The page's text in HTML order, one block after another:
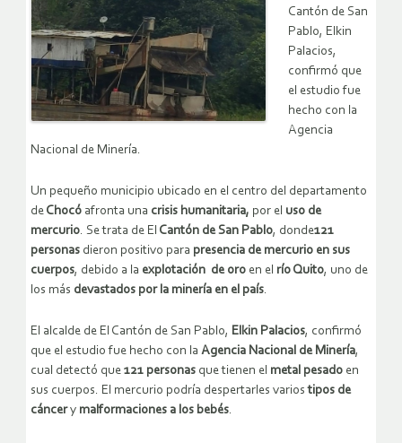
Cantón de San
Pablo, Elkin
Palacios,
confirmó que
el estudio fue
hecho con la
Agencia
Nacional de Minería.
Un pequeño municipio ubicado en el centro del departamento
de Chocó afronta una crisis humanitaria, por el uso de
mercurio. Se trata de El Cantón de San Pablo, donde121
personas dieron positivo para presencia de mercurio en sus
cuerpos, debido a la explotación de oro en el río Quito, uno de
los más devastados por la minería en el país.
El alcalde de El Cantón de San Pablo, Elkin Palacios, confirmó
que el estudio fue hecho con la Agencia Nacional de Minería,
cual detectó que 121 personas que tienen el metal pesado en
sus cuerpos. El mercurio podría despertarles varios tipos de
cáncery malformaciones a los bebés.